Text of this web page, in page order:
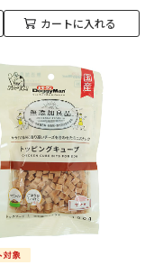
カートに入れる